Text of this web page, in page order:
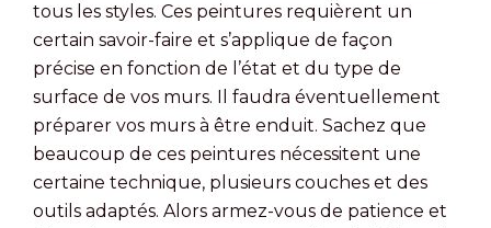
tous les styles. Ces peintures requièrent un
certain savoir-faire et s’applique de façon
précise en fonction de l’état et du type de
surface de vos murs. Il faudra éventuellement
préparer vos murs à être enduit. Sachez que
beaucoup de ces peintures nécessitent une
certaine technique, plusieurs couches et des
outils adaptés. Alors armez-vous de patience et